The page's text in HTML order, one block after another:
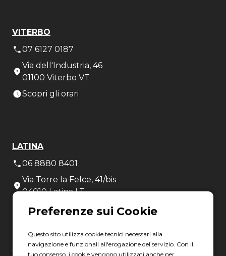
VITERBO
07 6127 0187
Via dell'Industria, 46
01100 Viterbo VT
Scopri gli orari
LATINA
06 8880 8401
Via Torre la Felce, 41/bis
04010 Latina LT
Scopri gli orari
Questo sito utilizza cookie tecnici necessari alla
navigazione e funzionali all'erogazione del servizio. Con il
tuo consenso, i cookie vengono utilizzati anche per